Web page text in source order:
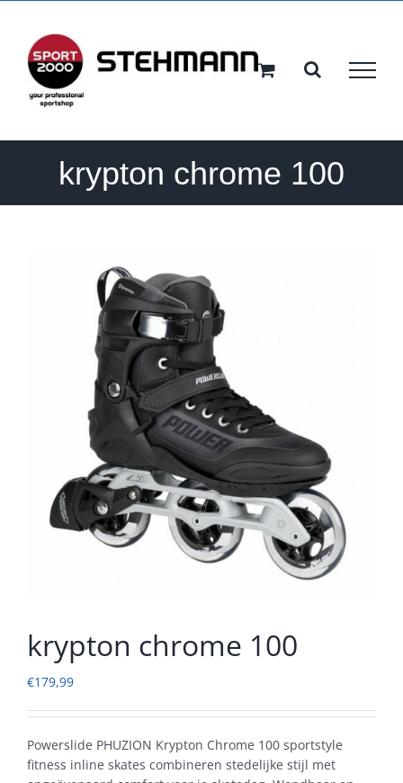
inhoud
krypton chrome 100
krypton chrome 100
€179,99
Powerslide PHUZION Krypton Chrome 100 sportstyle
fitness inline skates combineren stedelijke stijl met